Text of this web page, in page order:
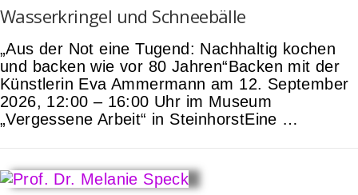
Wasserkringel und Schneebälle
„Aus der Not eine Tugend: Nachhaltig kochen
und backen wie vor 80 Jahren“Backen mit der
Künstlerin Eva Ammermann am 12. September
2026, 12:00 – 16:00 Uhr im Museum
„Vergessene Arbeit“ in SteinhorstEine …